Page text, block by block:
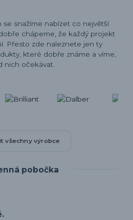
se snažíme nabízet co největší
chápeme, že každý projekt
Přesto zde naleznete jen ty
které dobře známe a víme,
nich očekávat.
všechny výrobce
pobočka